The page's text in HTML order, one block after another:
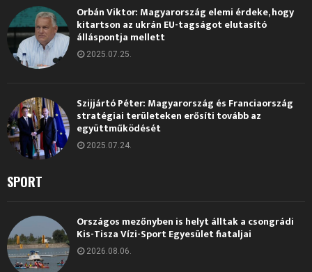
Orbán Viktor: Magyarország elemi érdeke, hogy
kitartson az ukrán EU-tagságot elutasító
álláspontja mellett
2025.07.25.
Szijjártó Péter: Magyarország és Franciaország
stratégiai területeken erősíti tovább az
együttműködését
2025.07.24.
SPORT
Országos mezőnyben is helyt álltak a csongrádi
Kis-Tisza Vízi-Sport Egyesület fiataljai
2026.08.06.